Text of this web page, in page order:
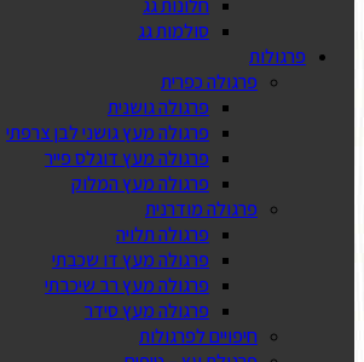
חלונות גג
סולמות גג
פרגולות
פרגולה כפרית
פרגולה גושנית
פרגולה מעץ גושני לבן צרפתי
פרגולה מעץ דוגלס פייר
פרגולה מעץ המלוק
פרגולה מודרנית
פרגולה תלויה
פרגולה מעץ דו שכבתי
פרגולה מעץ רב שיכבתי
פרגולה מעץ סידר
חיפויים לפרגולות